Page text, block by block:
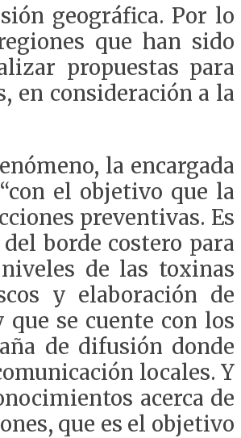
geográfica. Por lo
que han sido
propuestas para
en consideración a la
la encargada
el objetivo que la
preventivas. Es
borde costero para
de las toxinas
y elaboración de
se cuente con los
de difusión donde
locales. Y
acerca de
que es el objetivo